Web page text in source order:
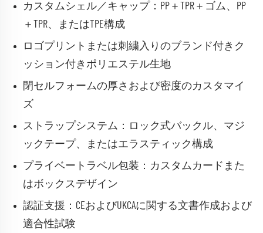
カスタムシェル／キャップ：PP＋TPR＋ゴム、PP
＋TPR、またはTPE構成
ロゴプリントまたは刺繍入りのブランド付きク
ッション付きポリエステル生地
閉セルフォームの厚さおよび密度のカスタマイ
ズ
ストラップシステム：ロック式バックル、マジ
ックテープ、またはエラスティック構成
プライベートラベル包装：カスタムカードまた
はボックスデザイン
認証支援：CEおよびUKCAに関する文書作成および
適合性試験